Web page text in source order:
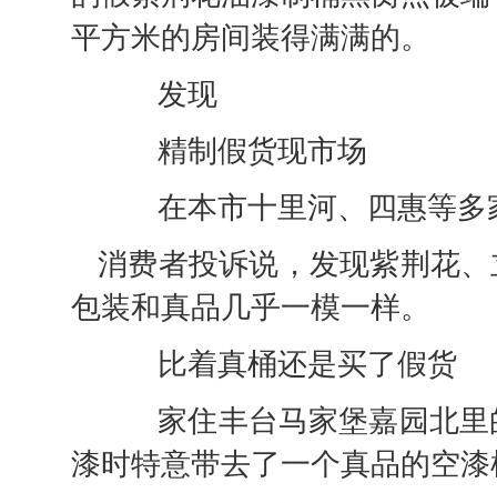
平方米的房间装得满满的。
发现
精制假货现市场
在本市十里河、四惠等多
消费者投诉说，发现紫荆花
包装和真品几乎一模一样。
比着真桶还是买了假货
家住丰台马家堡嘉园北里
漆时特意带去了一个真品的空